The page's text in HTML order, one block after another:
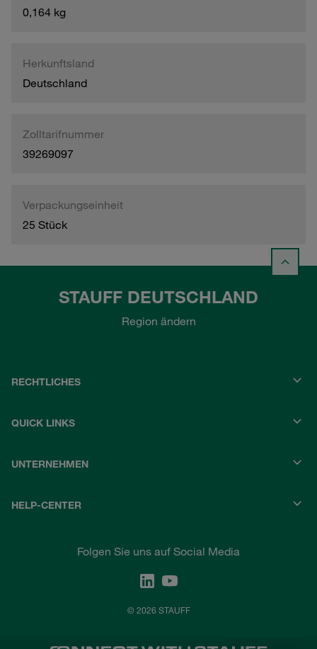
0,164 kg
Herkunftsland
Deutschland
Zolltarifnummer
39269097
Verpackungseinheit
25 Stück
STAUFF DEUTSCHLAND
Region ändern
RECHTLICHES
QUICK LINKS
UNTERNEHMEN
HELP-CENTER
Folgen Sie uns auf Social Media
© 2026 STAUFF